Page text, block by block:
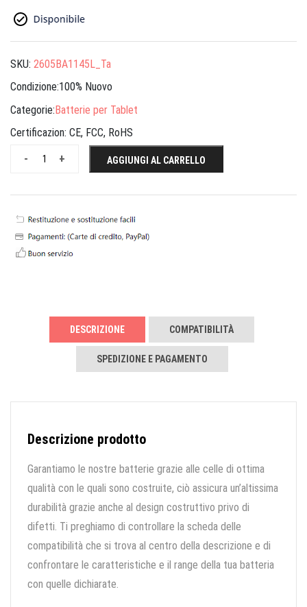
SKU: 2605BA1145L_Ta
Condizione:100% Nuovo
Categorie:Batterie per Tablet
Certificazion: CE, FCC, RoHS
+
- AGGIUNGI AL CARRELLO
DESCRIZIONE COMPATIBILITÀ
SPEDIZIONE E PAGAMENTO
Descrizione prodotto
Garantiamo le nostre batterie grazie alle celle di ottima
qualità con le quali sono costruite, ciò assicura un’altissima
durabilità grazie anche al design costruttivo privo di
difetti. Ti preghiamo di controllare la scheda delle
compatibilità che si trova al centro della descrizione e di
confrontare le caratteristiche e il range della tua batteria
con quelle dichiarate.